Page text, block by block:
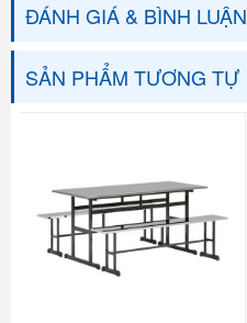
ĐÁNH GIÁ & BÌNH LUẬN
SẢN PHẨM TƯƠNG TỰ